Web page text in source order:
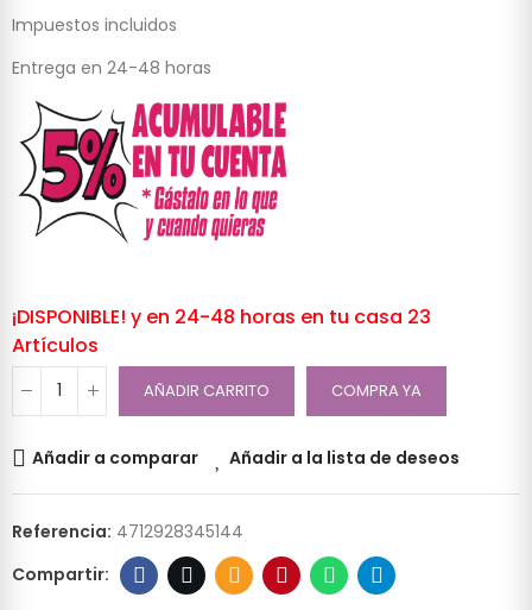
Impuestos incluidos
Entrega en 24-48 horas
¡DISPONIBLE! y en 24-48 horas en tu casa 23
Artículos
AÑADIR CARRITO COMPRA YA
Añadir a comparar Añadir a la lista de deseos
Referencia: 4712928345144